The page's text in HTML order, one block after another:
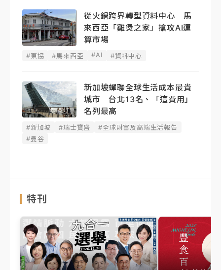
從火鍋跨界轉型資料中心 馬
來西亞「雞煲之家」搶攻AI運
算市場
#東協 #馬來西亞 #AI #資料中心
新加坡蟬聯全球生活成本最貴
城市 台北13名、「這費用」
名列最高
#新加坡 #瑞士寶盛
#全球財富及高端生活報告
#曼谷
特刊